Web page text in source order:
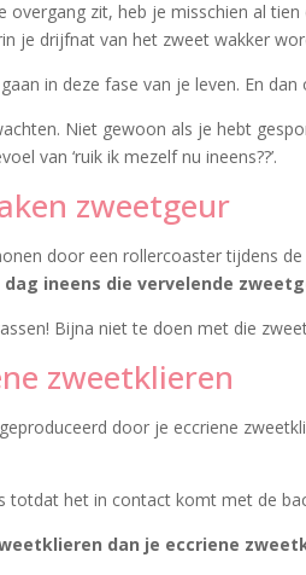
zit, heb je misschien al
je drijfnat van het zweet wakker
in deze fase van je leven. En
Niet gewoon als je hebt
van ‘ruik ik mezelf nu ineens??’.
zweetgeur
door een rollercoaster tijdens
ineens die vervelende
Bijna niet te doen met die
zweetklieren
door je eccriene
totdat het in contact komt met de
dan je eccriene